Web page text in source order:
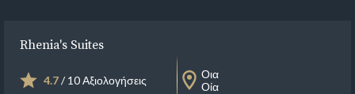
Rhenia's Suites
4.7/ 10 Αξιολογήσεις
Οια
Οία